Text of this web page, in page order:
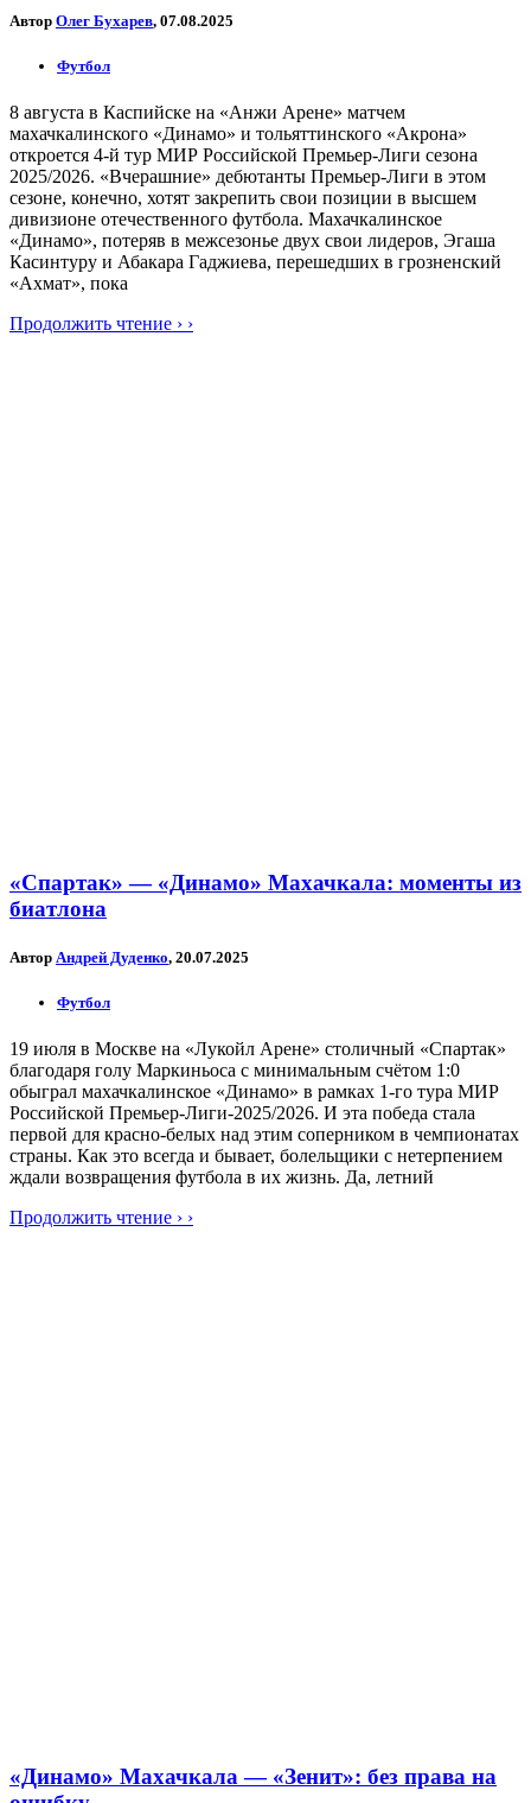
Автор Олег Бухарев, 07.08.2025
Футбол
8 августа в Каспийске на «Анжи Арене» матчем
махачкалинского «Динамо» и тольяттинского «Акрона»
откроется 4-й тур МИР Российской Премьер-Лиги сезона
2025/2026. «Вчерашние» дебютанты Премьер-Лиги в этом
сезоне, конечно, хотят закрепить свои позиции в высшем
дивизионе отечественного футбола. Махачкалинское
«Динамо», потеряв в межсезонье двух свои лидеров, Эгаша
Касинтуру и Абакара Гаджиева, перешедших в грозненский
«Ахмат», пока
Продолжить чтение › ›
«Спартак» — «Динамо» Махачкала: моменты из
биатлона
Автор Андрей Дуденко, 20.07.2025
Футбол
19 июля в Москве на «Лукойл Арене» столичный «Спартак»
благодаря голу Маркиньоса с минимальным счётом 1:0
обыграл махачкалинское «Динамо» в рамках 1-го тура МИР
Российской Премьер-Лиги-2025/2026. И эта победа стала
первой для красно-белых над этим соперником в чемпионатах
страны. Как это всегда и бывает, болельщики с нетерпением
ждали возвращения футбола в их жизнь. Да, летний
Продолжить чтение › ›
«Динамо» Махачкала — «Зенит»: без права на